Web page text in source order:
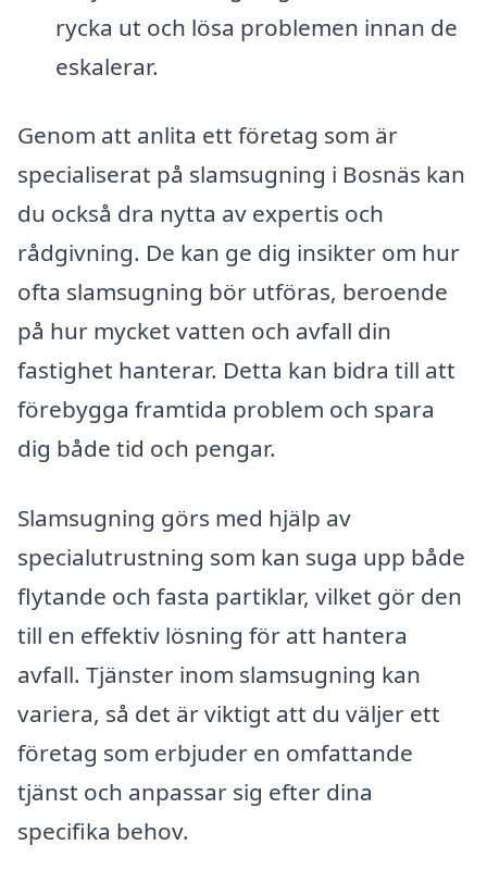
rycka ut och lösa problemen innan de
eskalerar.
Genom att anlita ett företag som är
specialiserat på slamsugning i Bosnäs kan
du också dra nytta av expertis och
rådgivning. De kan ge dig insikter om hur
ofta slamsugning bör utföras, beroende
på hur mycket vatten och avfall din
fastighet hanterar. Detta kan bidra till att
förebygga framtida problem och spara
dig både tid och pengar.
Slamsugning görs med hjälp av
specialutrustning som kan suga upp både
flytande och fasta partiklar, vilket gör den
till en effektiv lösning för att hantera
avfall. Tjänster inom slamsugning kan
variera, så det är viktigt att du väljer ett
företag som erbjuder en omfattande
tjänst och anpassar sig efter dina
specifika behov.